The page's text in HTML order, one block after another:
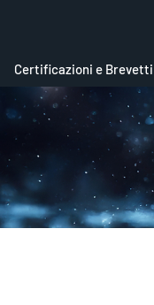
Certificazioni e Brevetti